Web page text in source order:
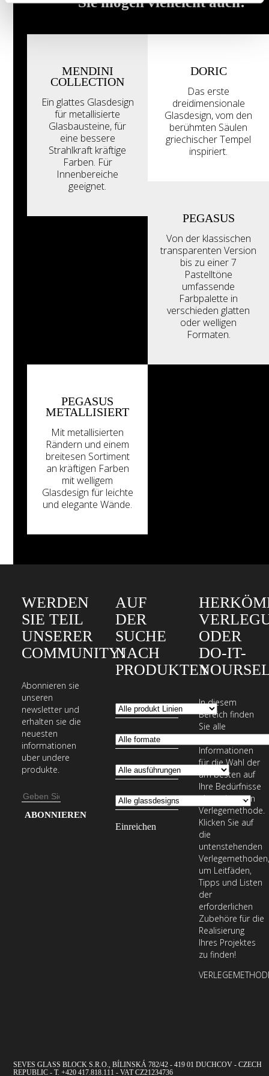
MENDINI
COLLECTION
Ein glattes Glasdesign
für metallisierte
Glasbausteine, für
eine bessere
Strahlkraft kräftige
Farben. Für
Innenbereiche
geeignet.
DORIC
Das erste
dreidimensionale
Glasdesign, vom den
berühmten Säulen
griechischer Tempel
inspiriert.
PEGASUS
Von der klassischen
transparenten Version
bis zu einer 7
Pastelltöne
umfassende
Farbpalette in
verschieden glatten
oder welligen
Formaten.
PEGASUS
METALLISIERT
Mit metallisierten
Rändern und einem
breitesen Sortiment
an kräftigen Farben
mit welligem
Glasdesign für leichte
und elegante Wände.
WERDEN
SIE TEIL
UNSERER
COMMUNITY!
Abonnieren sie
unseren
newsletter und
erhalten sie die
neuesten
informationen
uber undere
produkte.
E-
Mail-
Geben
AUF
DER
SUCHE
NACH
PRODUKTEN
ODER
DO-IT-
In diesem
Bereich finden
Sie alle
Informationen
für die Wahl der
am besten auf
Ihre Bedürfnisse
abgestimmten
Verlegemethode.
Klicken Sie auf
die
untenstehenden
Verlegemethoden,
um Leitfäden,
Tipps und Listen
der
erforderlichen
Zubehöre für die
Realisierung
Ihres Projektes
zu finden!
SEVES GLASS BLOCK S.R.O., BÍLINSKÁ 782/42 - 419 01 DUCHCOV - CZECH
REPUBLIC - T. +420 417.818.111 - VAT CZ21234736